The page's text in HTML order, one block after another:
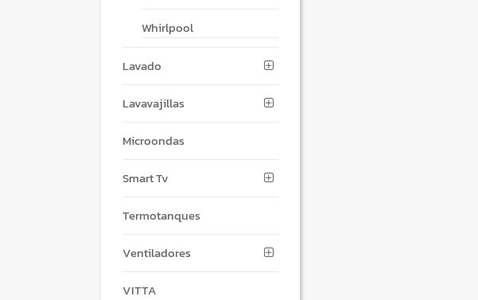
Whirlpool
Lavado
Lavavajillas
Microondas
Smart Tv
Termotanques
Ventiladores
VITTA